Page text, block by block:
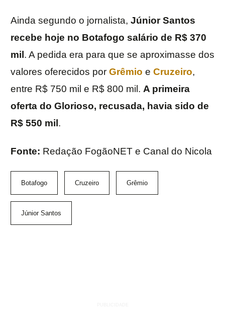
Ainda segundo o jornalista, Júnior Santos
recebe hoje no Botafogo salário de R$ 370
mil . A pedida era para que se aproximasse dos
valores oferecidos por Grêmio e Cruzeiro,
entre R$ 750 mil e R$ 800 mil. A primeira
oferta do Glorioso, recusada, havia sido de
R$ 550 mil .
Fonte: Redação FogãoNET e Canal do Nicola
Botafogo Cruzeiro Grêmio
Júnior Santos